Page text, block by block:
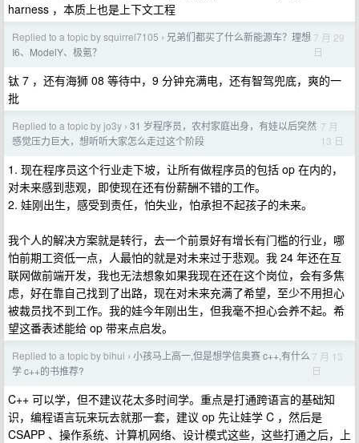
harness ，本质上也是上下文工程
Replied to a topic by squirrel7105 › 兄弟们都买了什么新能源车？理想
I6、ModelY、极氪？
7 月 29
日
钛 7 ，还有海狮 08 等待中，9 分钟充满电，还有智驾兜底，爽的一
批
Replied to a topic by jo3y › 31 岁程序员，农村家庭出身，有娃以后突然
感觉压力巨大，想听听大家怎么走过这个阶段
7 月
13 日
1. 现在程序员这个行业走下坡，让所有做程序员的包括 op 在内的，
对未来感到悲观，即使现在还有份薪酬不错的工作。
2. 娃刚出生，感受到责任，怕失业，怕承担不起孩子的未来。
我个人的解决方案就是转行，去一个前景好有增长有门槛的行业，哪
怕前期工资低一点，人最怕的就是对未来过于悲观。我 24 年还在互
联网做前端开发，我也无法想象如果我现在还在这个岗位，会有多焦
虑，好在靠自己找到了出路，现在对未来充满了希望，至少不用担心
被裁员找不到工作。我的娃今年刚出生，但我毫不担心会养不起。希
望这番表述能给 op 带来点启发。
Replied to a topic by bihui › 小孩马上高一,但是想学信奥赛 c++,有什么
学 c++的书推荐?
7 月 13
日
C++ 可以学，但不建议花太多时间学。重点是打通跨语言的基础知
识，编程语言玩来玩去就那一套，建议 op 先让娃学 C ，然后是
CSAPP 、操作系统、计算机网络、设计模式这些，这些打通之后，上